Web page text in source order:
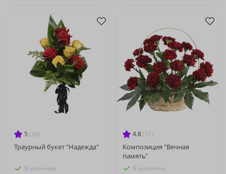
5 (36)
Траурный букет "Надежда"
В наличии
4.8 (31)
Композиция "Вечная
память"
В наличии